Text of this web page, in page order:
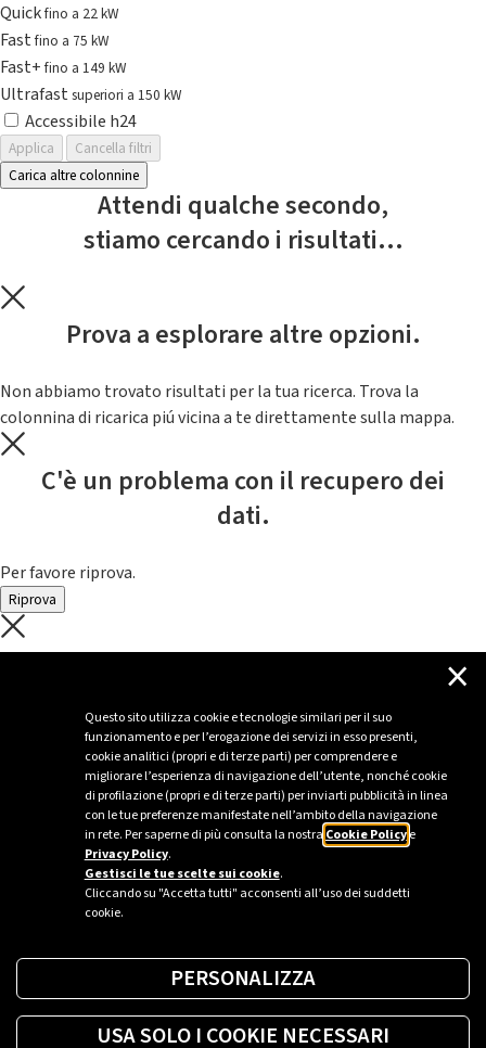
Questo sito utilizza cookie e tecnologie similari per il suo
funzionamento e per l’erogazione dei servizi in esso presenti,
cookie analitici (propri e di terze parti) per comprendere e
migliorare l’esperienza di navigazione dell’utente, nonché cookie
di profilazione (propri e di terze parti) per inviarti pubblicità in linea
con le tue preferenze manifestate nell’ambito della navigazione
in rete. Per saperne di più consulta la nostra Cookie Policye
Privacy Policy.
Gestisci le tue scelte sui cookie.
Cliccando su "Accetta tutti" acconsenti all’uso dei suddetti
cookie.
×
PERSONALIZZA
USA SOLO I COOKIE NECESSARI
Quickfino a 22 kW
Fastfino a 75 kW
Fast+fino a 149 kW
Ultrafast superiori a 150 kW
Accessibile h24
Applica
Cancella filtri
Carica altre colonnine
Attendi qualche secondo,
stiamo cercando i risultati...
Prova a esplorare altre opzioni.
Non abbiamo trovato risultati per la tua ricerca. Trova la
colonnina di ricarica piú vicina a te direttamente sulla mappa.
C'è un problema con il recupero dei
dati.
Per favore riprova.
Riprova
C'è un problema con il recupero dei
Per favore riprova piú tardi
Sei un’azienda o una PA?
Trova la soluzione più giusta per te.
Richiedi una colonnina